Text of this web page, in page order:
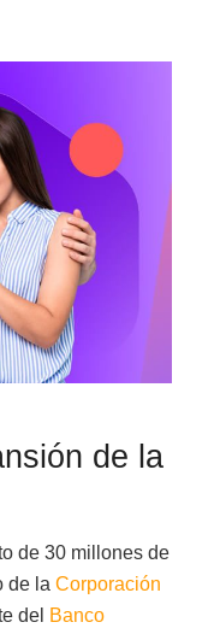
de la
de 30 millones de
de la Corporación
del Banco